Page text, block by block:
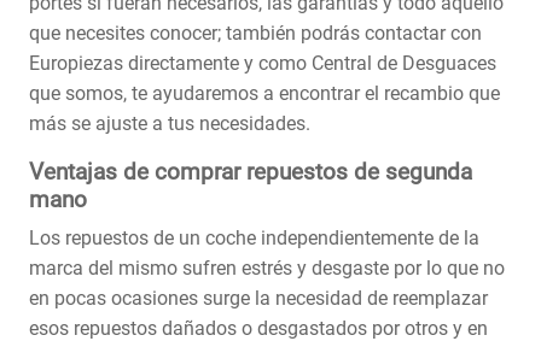
que necesites conocer; también podrás contactar con
Europiezas directamente y como Central de Desguaces
que somos, te ayudaremos a encontrar el recambio que
más se ajuste a tus necesidades.
Ventajas de comprar repuestos de segunda
mano
Los repuestos de un coche independientemente de la
marca del mismo sufren estrés y desgaste por lo que no
en pocas ocasiones surge la necesidad de reemplazar
esos repuestos dañados o desgastados por otros y en